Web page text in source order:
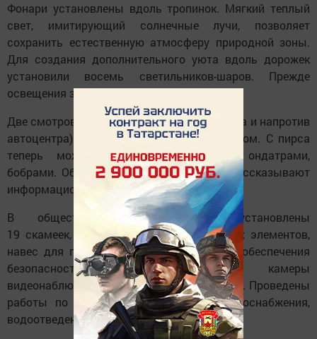
Фонари установлены вдоль тропинок. Мягкий теплый
свет, имитирующий солнечные лучи, позволяет
сохранить естественную атмосферу природной зоны.
Для создания дополнительного уюта вдоль дорожек
установили восемь светильников-шаров. Прежде
освещения здесь не было.
Две смотровые площадки (около павильона и напротив
автоцентра) покрыты деревянным настилом. С пирса
теперь можно любоваться птицами, ондатрами,
бобрами. Об обитающих тут животных рассказывают
информационные стенды.
В общественном пространстве установлены
19 скамеек, 16 урн, шесть навигационных элементов,
навес для площадки сбора мусора. Для обеспечения
безопасности смонтированы 22 камеры
видеонаблюдения и звукового оповещения. Проведены
работы по обустройству наружного водоснабжения,
водоотведения, электроснабжения.